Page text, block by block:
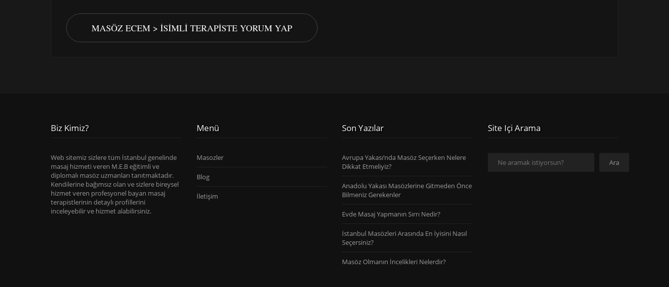
MASÖZ ECEM > İSIMLI TERAPISTE YORUM YAP
Biz Kimiz?
Web sitemiz sizlere tüm İstanbul genelinde
masaj hizmeti veren M.E.B eğitimli ve
diplomalı masöz uzmanları tanıtmaktadır.
Kendilerine bağımsız olan ve sizlere bireysel
hizmet veren profesyonel bayan masaj
terapistlerinin detaylı profillerini
inceleyebilir ve hizmet alabilirsiniz.
Menü
Masozler
Blog
İletişim
Son Yazılar
Avrupa Yakası’nda Masöz Seçerken Nelere
Dikkat Etmeliyiz?
Anadolu Yakası Masözlerine Gitmeden Önce
Bilmeniz Gerekenler
Evde Masaj Yapmanın Sırrı Nedir?
İstanbul Masözleri Arasında En İyisini Nasıl
Seçersiniz?
Masöz Olmanın İncelikleri Nelerdir?
Site Içi Arama
Ara